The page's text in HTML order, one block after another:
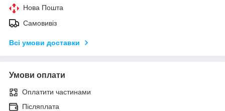
Нова Пошта
Самовивіз
Всі умови доставки
Умови оплати
Оплатити частинами
Післяплата